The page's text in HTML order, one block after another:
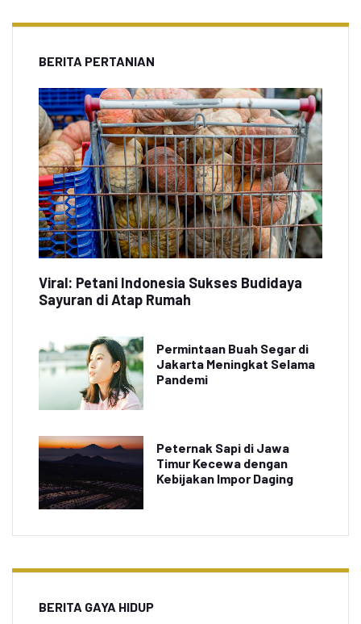
BERITA PERTANIAN
Viral: Petani Indonesia Sukses Budidaya
Sayuran di Atap Rumah
Permintaan Buah Segar di
Jakarta Meningkat Selama
Pandemi
Peternak Sapi di Jawa
Timur Kecewa dengan
Kebijakan Impor Daging
BERITA GAYA HIDUP